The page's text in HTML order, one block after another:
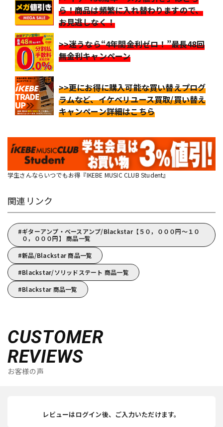
ら！商品は頻繁に入れ替わりますので、
お見逃しなく！
>>迷うなら“4年間金利ゼロ！”最長48回
無金利キャンペーン
>>更にお得に購入可能な買い替えプログ
ラムなど、イケベリユース買取/買い替え
キャンペーン詳細はこちら
学生さんならいつでもお得『IKEBE MUSIC CLUB Student』
関連リンク
ギターアンプ・ベースアンプ/Blackstar【５０，０００円～１０
０，０００円】 商品一覧
新品/Blackstar 商品一覧
Blackstar/ソリッドステート 商品一覧
Blackstar 商品一覧
CUSTOMER
REVIEWS
お客様の声
レビューはログイン後、ご入力いただけます。